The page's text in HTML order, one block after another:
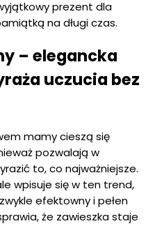
prezent dla
na długi czas.
– elegancka
uczucia bez
mamy cieszą się
pozwalają w
to, co najważniejsze.
wpisuje się w ten trend,
efektowny i pełen
że zawieszka staje